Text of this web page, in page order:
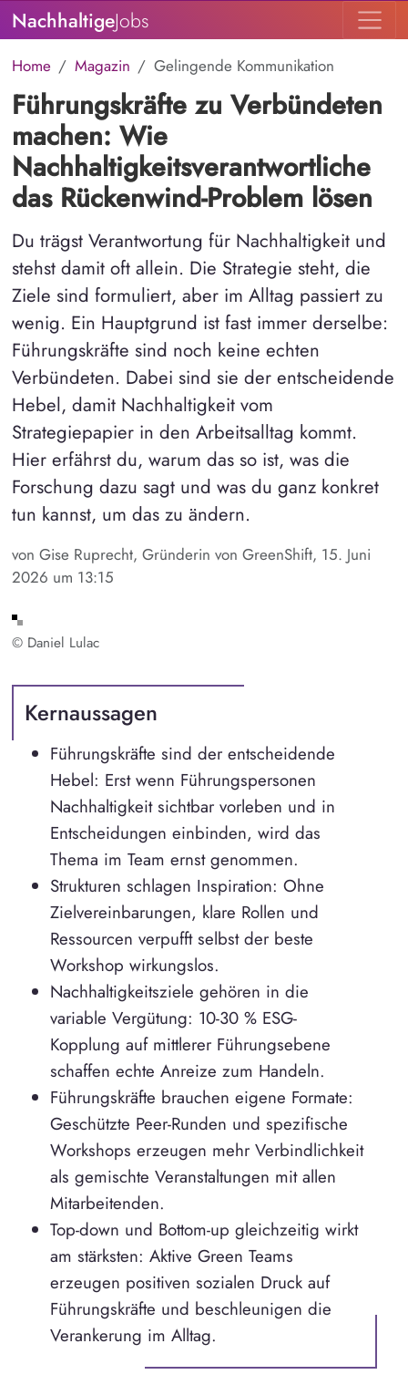
NachhaltigeJobs
Home Magazin Gelingende Kommunikation
Führungskräfte zu Verbündeten
machen: Wie
Nachhaltigkeitsverantwortliche
das Rückenwind-Problem lösen
Du trägst Verantwortung für Nachhaltigkeit und
stehst damit oft allein. Die Strategie steht, die
Ziele sind formuliert, aber im Alltag passiert zu
wenig. Ein Hauptgrund ist fast immer derselbe:
Führungskräfte sind noch keine echten
Verbündeten. Dabei sind sie der entscheidende
Hebel, damit Nachhaltigkeit vom
Strategiepapier in den Arbeitsalltag kommt.
Hier erfährst du, warum das so ist, was die
Forschung dazu sagt und was du ganz konkret
tun kannst, um das zu ändern.
von Gise Ruprecht, Gründerin von GreenShift, 15. Juni
2026 um 13:15
© Daniel Lulac
Kernaussagen
Führungskräfte sind der entscheidende
Hebel: Erst wenn Führungspersonen
Nachhaltigkeit sichtbar vorleben und in
Entscheidungen einbinden, wird das
Thema im Team ernst genommen.
Strukturen schlagen Inspiration: Ohne
Zielvereinbarungen, klare Rollen und
Ressourcen verpufft selbst der beste
Workshop wirkungslos.
Nachhaltigkeitsziele gehören in die
variable Vergütung: 10-30 % ESG-
Kopplung auf mittlerer Führungsebene
schaffen echte Anreize zum Handeln.
Führungskräfte brauchen eigene Formate:
Geschützte Peer-Runden und spezifische
Workshops erzeugen mehr Verbindlichkeit
als gemischte Veranstaltungen mit allen
Mitarbeitenden.
Top-down und Bottom-up gleichzeitig wirkt
am stärksten: Aktive Green Teams
erzeugen positiven sozialen Druck auf
Führungskräfte und beschleunigen die
Verankerung im Alltag.